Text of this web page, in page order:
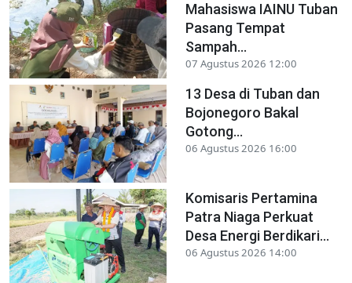
Mahasiswa IAINU Tuban
Pasang Tempat
Sampah...
07 Agustus 2026 12:00
13 Desa di Tuban dan
Bojonegoro Bakal
Gotong...
06 Agustus 2026 16:00
Komisaris Pertamina
Patra Niaga Perkuat
Desa Energi Berdikari...
06 Agustus 2026 14:00